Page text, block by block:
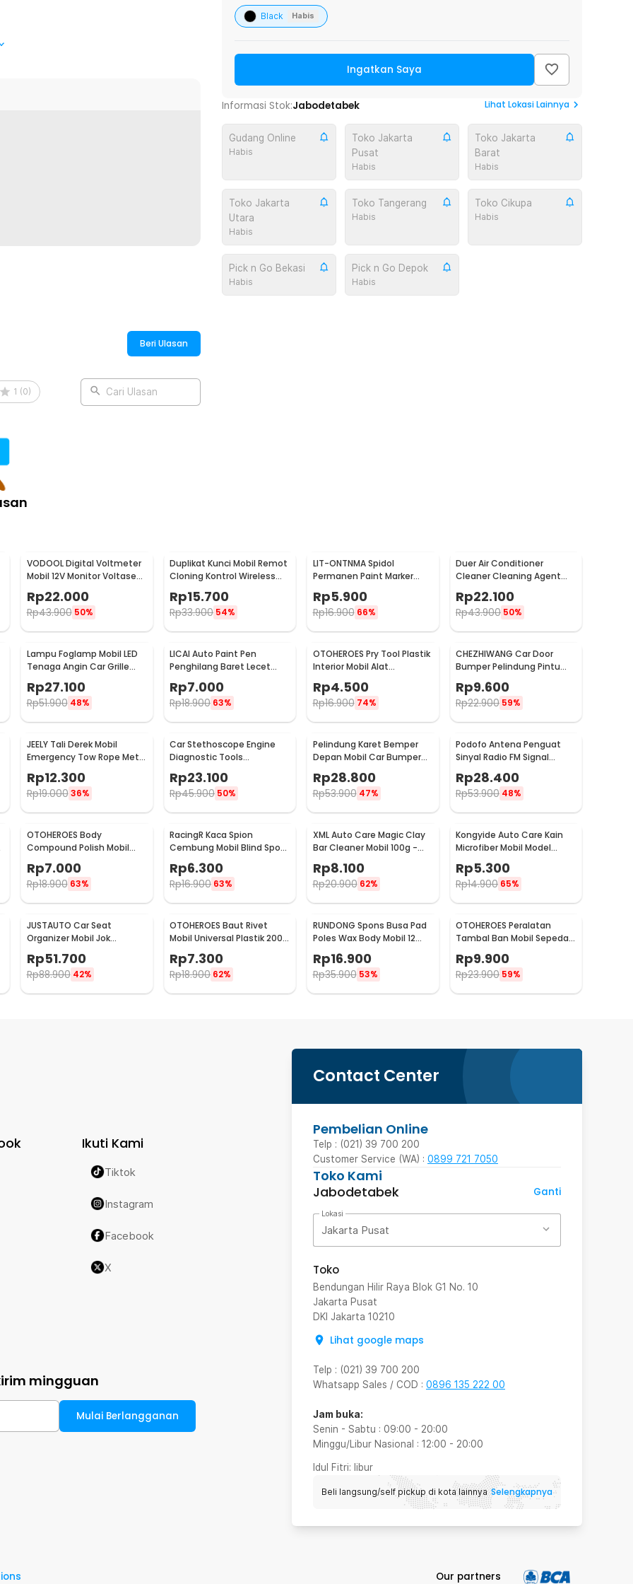
sehingga awet dan tahan lama.
ataupun fender harus dipasang
untuk memudahkan dan
sehingga pemasangan aksesori
membantu mengurangi getaran dan
bergerak atau terkena guncangan.
kenyamanan pengemudi dan
menyesuaikan lubang dengan klip
disimpan sebagai cadangan.
pasti lebih ekonomis.
tidak akan menimbulkan lecet untuk
sehingga awet untuk penggunaan
Beri Ulasan
1 (0) Cari Ulasan
Black Habis
Ingatkan Saya
Informasi Stok:Jabodetabek Lihat Lokasi Lainnya
Gudang Online
Habis
Toko Jakarta
Pusat
Habis
Toko Jakarta
Barat
Habis
Toko Jakarta
Utara
Habis
Toko Tangerang
Habis
Toko Cikupa
Habis
Pick n Go Bekasi
Habis
Pick n Go Depok
Habis
VODOOL Digital Voltmeter
Mobil 12V Monitor Voltase
Rp22.000
Rp43.900 50%
Duplikat Kunci Mobil Remot
Cloning Kontrol Wireless
Rp15.700
Rp33.900 54%
LIT-ONTNMA Spidol
Permanen Paint Marker
MP-01
Rp5.900
Rp16.900 66%
Duer Air Conditioner
Cleaner Cleaning Agent
500ml - QUY1640
Rp22.100
Rp43.900 50%
Lampu Foglamp Mobil LED
Tenaga Angin Car Grille
XY044
Rp27.100
Rp51.900 48%
LICAI Auto Paint Pen
Penghilang Baret Lecet
Rp7.000
Rp18.900 63%
OTOHEROES Pry Tool Plastik
Interior Mobil Alat
AA16
Rp4.500
Rp16.900 74%
CHEZHIWANG Car Door
Bumper Pelindung Pintu
Mobil Anti Gores 8 PCS -
HT-001
Rp9.600
Rp22.900 59%
JEELY Tali Derek Mobil
Emergency Tow Rope Metal
Buckle U-Type 2.7M - JL30
Rp12.300
Rp19.000 36%
Car Stethoscope Engine
Diagnostic Tools
Stetoskop Mesin Mobil -
W80582
Rp23.100
Rp45.900 50%
Pelindung Karet Bemper
Depan Mobil Car Bumper
Guard 57mm 2.5M
Rp28.800
Rp53.900 47%
Podofo Antena Penguat
Sinyal Radio FM Signal
Amplifier untuk Mobil -
ANT-208
Rp28.400
Rp53.900 48%
OTOHEROES Body
Compound Polish Mobil
with Spons - YYC-508
Rp7.000
Rp18.900 63%
RacingR Kaca Spion
Cembung Mobil Blind Spot
Wide Angle 50mm 2 Pcs -
J0027
Rp6.300
Rp16.900 63%
XML Auto Care Magic Clay
Bar Cleaner Mobil 100g -
QW89
Rp8.100
Rp20.900 62%
Kongyide Auto Care Kain
Microfiber Mobil Model
Bundar - L-20
Rp5.300
Rp14.900 65%
JUSTAUTO Car Seat
Organizer Mobil Jok
Barang Tisu - Z-354
Rp51.700
Rp88.900 42%
OTOHEROES Baut Rivet
Mobil Universal Plastik 200
PCS - PE02
Rp7.300
Rp18.900 62%
RUNDONG Spons Busa Pad
Poles Wax Body Mobil 12
PCS - R2010
Rp16.900
Rp35.900 53%
OTOHEROES Peralatan
Tambal Ban Mobil Sepeda
Rp9.900
Rp23.900 59%
Contact Center
Pembelian Online
Telp : (021) 39 700 200
Customer Service (WA) : 0899 721 7050
Toko Kami
Jabodetabek
Ganti
Lokasi
Jakarta Pusat
Toko
Bendungan Hilir Raya Blok G1 No. 10
Jakarta Pusat
DKI Jakarta 10210
Lihat google maps
Telp : (021) 39 700 200
Whatsapp Sales / COD : 0896 135 222 00
Jam buka:
Senin - Sabtu : 09:00 - 20:00
Minggu/Libur Nasional : 12:00 - 20:00
Idul Fitri: libur
Beli langsung/self pickup di kota lainnya Selengkapnya
Ikuti Kami
Tiktok
Instagram
Facebook
X
mingguan
Mulai Berlangganan
Our partners